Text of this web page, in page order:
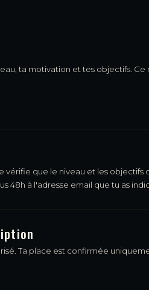
ta motivation et tes objectifs.
vérifie que le niveau et les objectifs
48h à l'adresse email que tu as
Ta place est confirmée